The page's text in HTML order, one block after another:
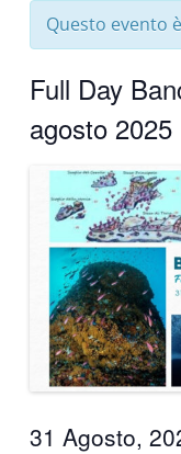
Questo evento
Full Day
agosto 2025
31 Agosto,